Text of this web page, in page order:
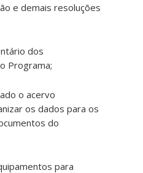
e demais resoluções
dos
Programa;
o acervo
os dados para os
do
para